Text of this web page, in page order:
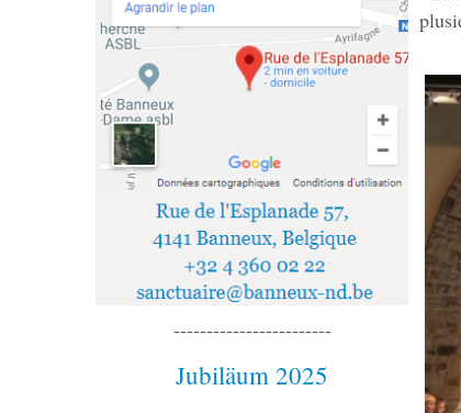
------------------------
Jubiläum 2025